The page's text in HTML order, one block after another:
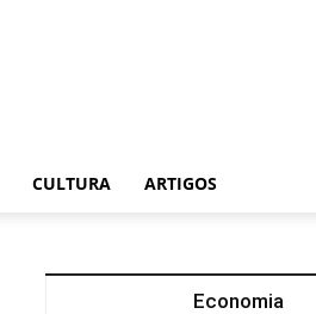
CULTURA ARTIGOS
Economia